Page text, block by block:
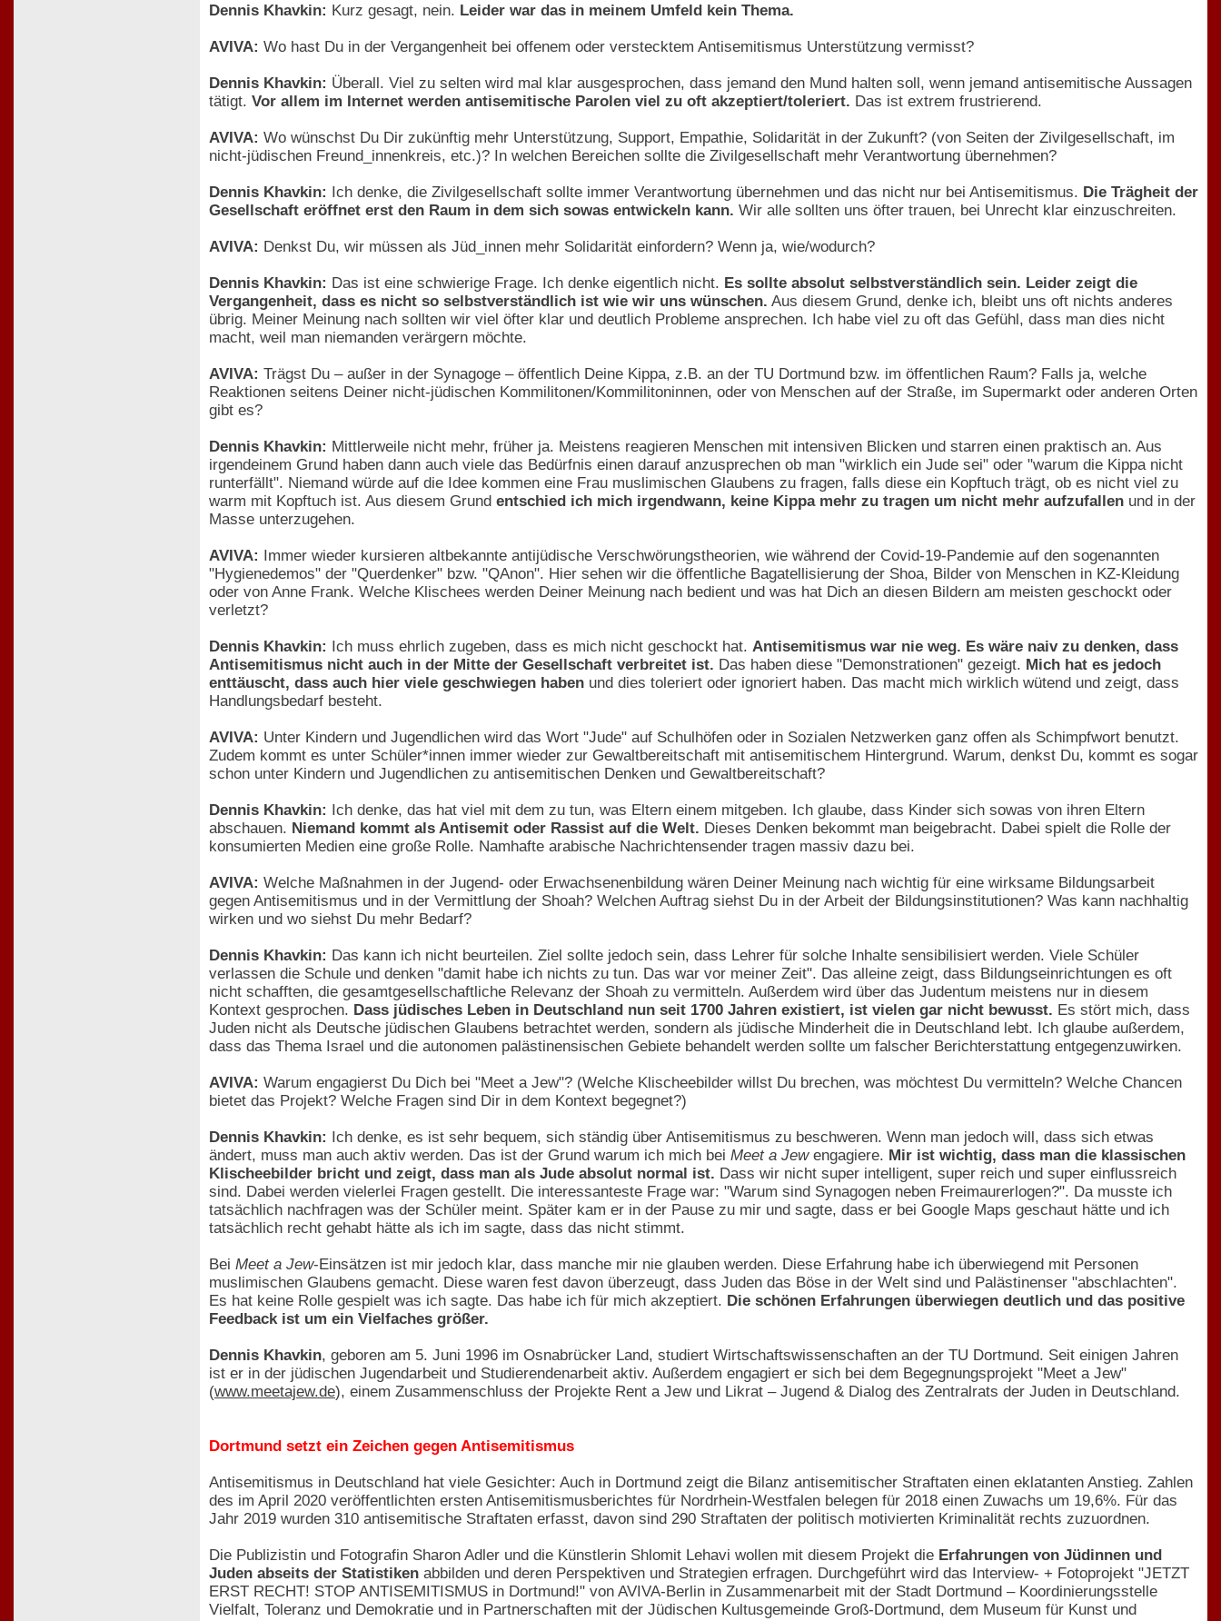
Dennis Khavkin: Kurz gesagt, nein. Leider war das in meinem Umfeld kein Thema.
AVIVA: Wo hast Du in der Vergangenheit bei offenem oder verstecktem Antisemitismus Unterstützung vermisst?
Dennis Khavkin: Überall. Viel zu selten wird mal klar ausgesprochen, dass jemand den Mund halten soll, wenn jemand antisemitische Aussagen
tätigt. Vor allem im Internet werden antisemitische Parolen viel zu oft akzeptiert/toleriert. Das ist extrem frustrierend.
AVIVA: Wo wünschst Du Dir zukünftig mehr Unterstützung, Support, Empathie, Solidarität in der Zukunft? (von Seiten der Zivilgesellschaft, im
nicht-jüdischen Freund_innenkreis, etc.)? In welchen Bereichen sollte die Zivilgesellschaft mehr Verantwortung übernehmen?
Dennis Khavkin: Ich denke, die Zivilgesellschaft sollte immer Verantwortung übernehmen und das nicht nur bei Antisemitismus. Die Trägheit der
Gesellschaft eröffnet erst den Raum in dem sich sowas entwickeln kann. Wir alle sollten uns öfter trauen, bei Unrecht klar einzuschreiten.
AVIVA: Denkst Du, wir müssen als Jüd_innen mehr Solidarität einfordern? Wenn ja, wie/wodurch?
Dennis Khavkin: Das ist eine schwierige Frage. Ich denke eigentlich nicht. Es sollte absolut selbstverständlich sein. Leider zeigt die
Vergangenheit, dass es nicht so selbstverständlich ist wie wir uns wünschen. Aus diesem Grund, denke ich, bleibt uns oft nichts anderes
übrig. Meiner Meinung nach sollten wir viel öfter klar und deutlich Probleme ansprechen. Ich habe viel zu oft das Gefühl, dass man dies nicht
macht, weil man niemanden verärgern möchte.
AVIVA: Trägst Du – außer in der Synagoge – öffentlich Deine Kippa, z.B. an der TU Dortmund bzw. im öffentlichen Raum? Falls ja, welche
Reaktionen seitens Deiner nicht-jüdischen Kommilitonen/Kommilitoninnen, oder von Menschen auf der Straße, im Supermarkt oder anderen Orten
gibt es?
Dennis Khavkin: Mittlerweile nicht mehr, früher ja. Meistens reagieren Menschen mit intensiven Blicken und starren einen praktisch an. Aus
irgendeinem Grund haben dann auch viele das Bedürfnis einen darauf anzusprechen ob man "wirklich ein Jude sei" oder "warum die Kippa nicht
runterfällt". Niemand würde auf die Idee kommen eine Frau muslimischen Glaubens zu fragen, falls diese ein Kopftuch trägt, ob es nicht viel zu
warm mit Kopftuch ist. Aus diesem Grund entschied ich mich irgendwann, keine Kippa mehr zu tragen um nicht mehr aufzufallen und in der
Masse unterzugehen.
AVIVA: Immer wieder kursieren altbekannte antijüdische Verschwörungstheorien, wie während der Covid-19-Pandemie auf den sogenannten
"Hygienedemos" der "Querdenker" bzw. "QAnon". Hier sehen wir die öffentliche Bagatellisierung der Shoa, Bilder von Menschen in KZ-Kleidung
oder von Anne Frank. Welche Klischees werden Deiner Meinung nach bedient und was hat Dich an diesen Bildern am meisten geschockt oder
verletzt?
Dennis Khavkin: Ich muss ehrlich zugeben, dass es mich nicht geschockt hat. Antisemitismus war nie weg. Es wäre naiv zu denken, dass
Antisemitismus nicht auch in der Mitte der Gesellschaft verbreitet ist. Das haben diese "Demonstrationen" gezeigt. Mich hat es jedoch
enttäuscht, dass auch hier viele geschwiegen haben und dies toleriert oder ignoriert haben. Das macht mich wirklich wütend und zeigt, dass
Handlungsbedarf besteht.
AVIVA: Unter Kindern und Jugendlichen wird das Wort "Jude" auf Schulhöfen oder in Sozialen Netzwerken ganz offen als Schimpfwort benutzt.
Zudem kommt es unter Schüler*innen immer wieder zur Gewaltbereitschaft mit antisemitischem Hintergrund. Warum, denkst Du, kommt es sogar
schon unter Kindern und Jugendlichen zu antisemitischen Denken und Gewaltbereitschaft?
Dennis Khavkin: Ich denke, das hat viel mit dem zu tun, was Eltern einem mitgeben. Ich glaube, dass Kinder sich sowas von ihren Eltern
abschauen. Niemand kommt als Antisemit oder Rassist auf die Welt. Dieses Denken bekommt man beigebracht. Dabei spielt die Rolle der
konsumierten Medien eine große Rolle. Namhafte arabische Nachrichtensender tragen massiv dazu bei.
AVIVA: Welche Maßnahmen in der Jugend- oder Erwachsenenbildung wären Deiner Meinung nach wichtig für eine wirksame Bildungsarbeit
gegen Antisemitismus und in der Vermittlung der Shoah? Welchen Auftrag siehst Du in der Arbeit der Bildungsinstitutionen? Was kann nachhaltig
wirken und wo siehst Du mehr Bedarf?
Dennis Khavkin: Das kann ich nicht beurteilen. Ziel sollte jedoch sein, dass Lehrer für solche Inhalte sensibilisiert werden. Viele Schüler
verlassen die Schule und denken "damit habe ich nichts zu tun. Das war vor meiner Zeit". Das alleine zeigt, dass Bildungseinrichtungen es oft
nicht schafften, die gesamtgesellschaftliche Relevanz der Shoah zu vermitteln. Außerdem wird über das Judentum meistens nur in diesem
Kontext gesprochen. Dass jüdisches Leben in Deutschland nun seit 1700 Jahren existiert, ist vielen gar nicht bewusst. Es stört mich, dass
Juden nicht als Deutsche jüdischen Glaubens betrachtet werden, sondern als jüdische Minderheit die in Deutschland lebt. Ich glaube außerdem,
dass das Thema Israel und die autonomen palästinensischen Gebiete behandelt werden sollte um falscher Berichterstattung entgegenzuwirken.
AVIVA: Warum engagierst Du Dich bei "Meet a Jew"? (Welche Klischeebilder willst Du brechen, was möchtest Du vermitteln? Welche Chancen
bietet das Projekt? Welche Fragen sind Dir in dem Kontext begegnet?)
Dennis Khavkin: Ich denke, es ist sehr bequem, sich ständig über Antisemitismus zu beschweren. Wenn man jedoch will, dass sich etwas
ändert, muss man auch aktiv werden. Das ist der Grund warum ich mich bei Meet a Jewengagiere. Mir ist wichtig, dass man die klassischen
Klischeebilder bricht und zeigt, dass man als Jude absolut normal ist. Dass wir nicht super intelligent, super reich und super einflussreich
sind. Dabei werden vielerlei Fragen gestellt. Die interessanteste Frage war: "Warum sind Synagogen neben Freimaurerlogen?". Da musste ich
tatsächlich nachfragen was der Schüler meint. Später kam er in der Pause zu mir und sagte, dass er bei Google Maps geschaut hätte und ich
tatsächlich recht gehabt hätte als ich im sagte, dass das nicht stimmt.
Bei Meet a Jew-Einsätzen ist mir jedoch klar, dass manche mir nie glauben werden. Diese Erfahrung habe ich überwiegend mit Personen
muslimischen Glaubens gemacht. Diese waren fest davon überzeugt, dass Juden das Böse in der Welt sind und Palästinenser "abschlachten".
Es hat keine Rolle gespielt was ich sagte. Das habe ich für mich akzeptiert. Die schönen Erfahrungen überwiegen deutlich und das positive
Feedback ist um ein Vielfaches größer.
Dennis Khavkin, geboren am 5. Juni 1996 im Osnabrücker Land, studiert Wirtschaftswissenschaften an der TU Dortmund. Seit einigen Jahren
ist er in der jüdischen Jugendarbeit und Studierendenarbeit aktiv. Außerdem engagiert er sich bei dem Begegnungsprojekt "Meet a Jew"
(www.meetajew.de), einem Zusammenschluss der Projekte Rent a Jew und Likrat – Jugend & Dialog des Zentralrats der Juden in Deutschland.
Dortmund setzt ein Zeichen gegen Antisemitismus
Antisemitismus in Deutschland hat viele Gesichter: Auch in Dortmund zeigt die Bilanz antisemitischer Straftaten einen eklatanten Anstieg. Zahlen
des im April 2020 veröffentlichten ersten Antisemitismusberichtes für Nordrhein-Westfalen belegen für 2018 einen Zuwachs um 19,6%. Für das
Jahr 2019 wurden 310 antisemitische Straftaten erfasst, davon sind 290 Straftaten der politisch motivierten Kriminalität rechts zuzuordnen.
Die Publizistin und Fotografin Sharon Adler und die Künstlerin Shlomit Lehavi wollen mit diesem Projekt die Erfahrungen von Jüdinnen und
Juden abseits der Statistiken abbilden und deren Perspektiven und Strategien erfragen. Durchgeführt wird das Interview- + Fotoprojekt "JETZT
ERST RECHT! STOP ANTISEMITISMUS in Dortmund!" von AVIVA-Berlin in Zusammenarbeit mit der Stadt Dortmund – Koordinierungsstelle
Vielfalt, Toleranz und Demokratie und in Partnerschaften mit der Jüdischen Kultusgemeinde Groß-Dortmund, dem Museum für Kunst und